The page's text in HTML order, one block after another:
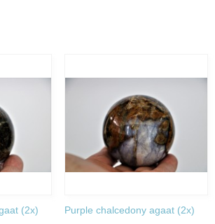
(2x) Purple chalcedony agaat (2x)